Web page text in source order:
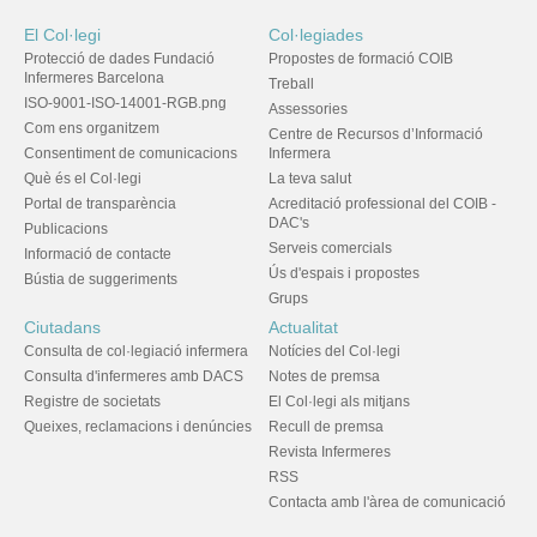
El Col·legi
Protecció de dades Fundació
Infermeres Barcelona
ISO-9001-ISO-14001-RGB.png
Com ens organitzem
Consentiment de comunicacions
Què és el Col·legi
Portal de transparència
Publicacions
Informació de contacte
Bústia de suggeriments
Col·legiades
Propostes de formació COIB
Treball
Assessories
Centre de Recursos d’Informació
Infermera
La teva salut
Acreditació professional del COIB -
DAC's
Serveis comercials
Ús d'espais i propostes
Grups
Ciutadans
Consulta de col·legiació infermera
Consulta d'infermeres amb DACS
Registre de societats
Queixes, reclamacions i denúncies
Actualitat
Notícies del Col·legi
Notes de premsa
El Col·legi als mitjans
Recull de premsa
Revista Infermeres
RSS
Contacta amb l'àrea de comunicació